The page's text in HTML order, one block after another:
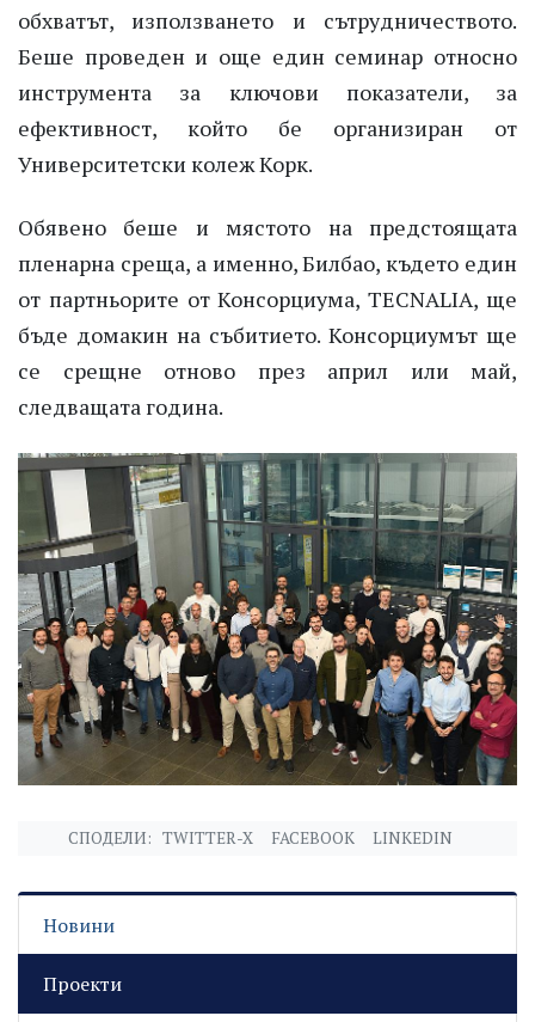
обхватът, използването и сътрудничеството.
Беше проведен и още един семинар относно
инструмента
за ключови показатели, за
ефективност, който бе организиран
от
Университетски колежКорк.
Обявено беше имястото на
предстоящата
пленарна среща, а именно,Билбао, където един
от партньорите от Консорциума, TECNALIA, ще
бъде домакин на събитието. Консорциумът ще
се
срещне отново през април или май,
следващата година.
СПОДЕЛИ: TWITTER-X FACEBOOK LINKEDIN
Новини
Проекти